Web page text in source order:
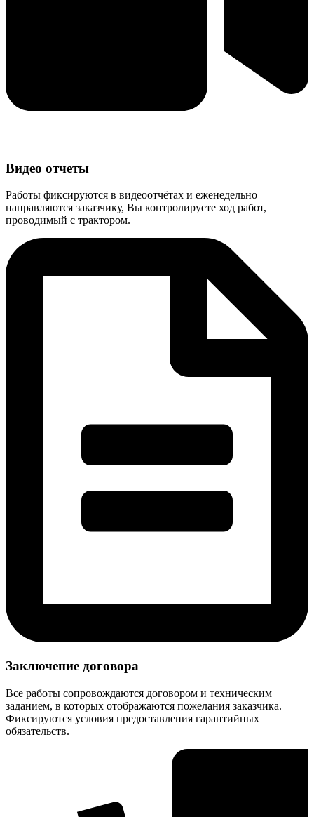
Видео отчеты
Работы фиксируются в видеоотчётах и еженедельно
направляются заказчику, Вы контролируете ход работ,
проводимый с трактором.
Заключение договора
Все работы сопровождаются договором и техническим
заданием, в которых отображаются пожелания заказчика.
Фиксируются условия предоставления гарантийных
обязательств.